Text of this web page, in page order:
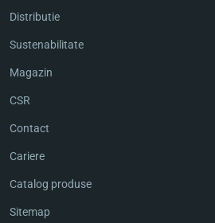
Distributie
Sustenabilitate
Magazin
CSR
Contact
Cariere
Catalog produse
Sitemap